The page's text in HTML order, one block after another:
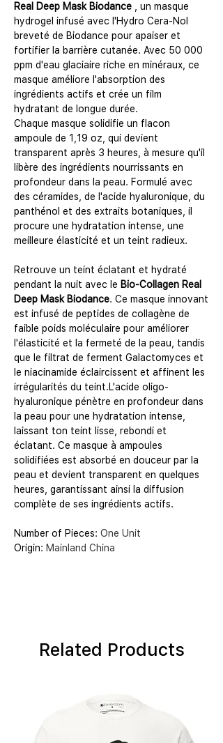
Real Deep Mask Biodance , un masque
hydrogel infusé avec l'Hydro Cera-Nol
breveté de Biodance pour apaiser et
fortifier la barrière cutanée. Avec 50 000
ppm d'eau glaciaire riche en minéraux, ce
masque améliore l'absorption des
ingrédients actifs et crée un film
hydratant de longue durée.
Chaque masque solidifie un flacon
ampoule de 1,19 oz, qui devient
transparent après 3 heures, à mesure qu'il
libère des ingrédients nourrissants en
profondeur dans la peau. Formulé avec
des céramides, de l'acide hyaluronique, du
panthénol et des extraits botaniques, il
procure une hydratation intense, une
meilleure élasticité et un teint radieux.
Retrouve un teint éclatant et hydraté
pendant la nuit avec le Bio-Collagen Real
Deep Mask Biodance. Ce masque innovant
est infusé de peptides de collagène de
faible poids moléculaire pour améliorer
l'élasticité et la fermeté de la peau, tandis
que le filtrat de ferment Galactomyces et
le niacinamide éclaircissent et affinent les
irrégularités du teint.L'acide oligo-
hyaluronique pénètre en profondeur dans
la peau pour une hydratation intense,
laissant ton teint lisse, rebondi et
éclatant. Ce masque à ampoules
solidifiées est absorbé en douceur par la
peau et devient transparent en quelques
heures, garantissant ainsi la diffusion
complète de ses ingrédients actifs.
Number of Pieces: One Unit
Origin: Mainland China
Related Products